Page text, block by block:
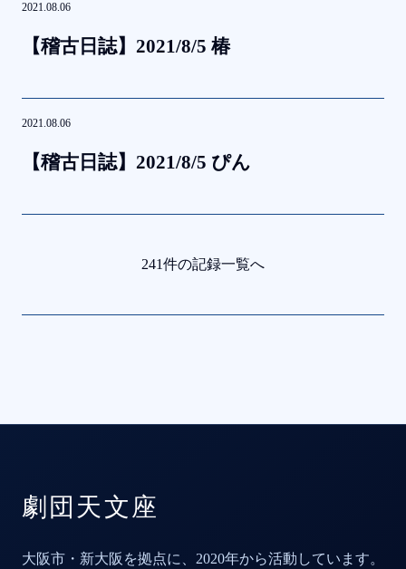
2021.08.06
【稽古日誌】 2021/8/5 椿
2021.08.06
【稽古日誌】 2021/8/5 ぴん
241件の記録一覧へ
劇団天文座
大阪市・新大阪を拠点に、2020年から活動しています。